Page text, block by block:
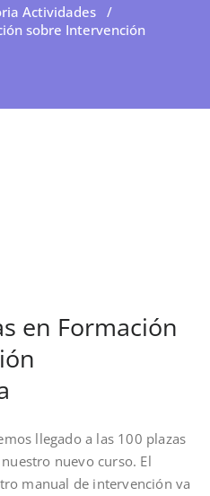
Actividades /
sobre Intervención
en Formación
llegado a las 100 plazas
nuevo curso. El
manual de intervención va